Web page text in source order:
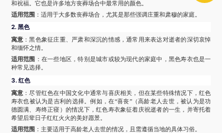
和祝福。它也是许多地方丧葬场合中最常用的颜色。
适用范围 ：适用于大多数丧葬场合，尤其是那些强调庄重和肃穆的家庭。
2. 黑色
寓意 ：黑色象征庄重、严肃和深沉的情感，通常用来表达对逝者的深切哀悼
和缅怀之情。
适用范围 ：在一些地区，特别是城市或较为现代的家庭中，黑色寿衣也是一
种常见选择。
3. 红色
寓意 ：尽管红色在中国文化中通常与喜庆相关，但在某些特殊情况下，红色
寿衣也被认为是吉利的选择。例如，在“喜丧”（高龄老人去世，被认为是功
德圆满、寿终正寝）的情况下，红色寿衣象征着庆祝逝者的一生，并寄托着
希望后辈日子红红火火的美好愿景。
适用范围 ：主要适用于高龄老人去世的情况，且需遵循当地的具体习俗。